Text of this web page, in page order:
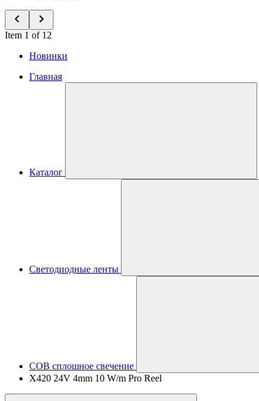
Item 1 of 12
Новинки
Главная
Каталог
Светодиодные ленты
COB сплошное свечение
X420 24V 4mm 10 W/m Pro Reel